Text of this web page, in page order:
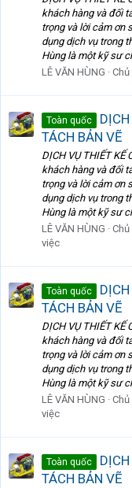
khách hàng và đối
trọng và lời cảm ơn
dụng dịch vụ trong
Hùng là một kỹ sư
LÊ VĂN HÙNG
Toàn quốc
TÁCH BẢN VẼ
DỊCH VỤ THIẾT KẾ
khách hàng và đối
trọng và lời cảm ơn
dụng dịch vụ trong
Hùng là một kỹ sư
LÊ VĂN HÙNG
việc
Toàn quốc
TÁCH BẢN VẼ
DỊCH VỤ THIẾT KẾ
khách hàng và đối
trọng và lời cảm ơn
dụng dịch vụ trong
Hùng là một kỹ sư
LÊ VĂN HÙNG
việc
Toàn quốc
TÁCH BẢN VẼ